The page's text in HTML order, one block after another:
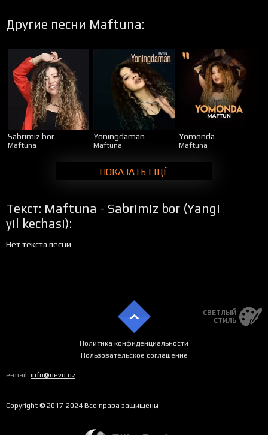
Другие песни Maftuna:
Sabrimiz bor
Maftuna
Yoningdaman
Maftuna
Yomonda
Maftuna
ПОКАЗАТЬ ЕЩЁ
Текст: Maftuna - Sabrimiz bor (Yangi
yil kechasi):
Нет текста песни
СВЕТЛЫЙ
СТИЛЬ
Политика конфиденциальности
Пользовательское соглашение
e-mail: info@nevo.uz
Copyright © 2017-2024 Все права защищены